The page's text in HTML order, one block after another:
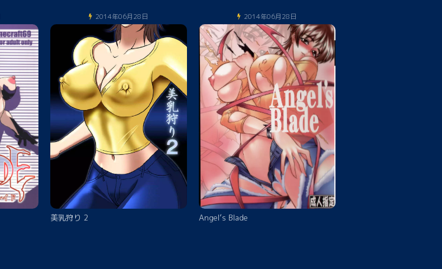
2014年06月28日
美乳狩り 2
2014年06月28日
Angel’s Blade